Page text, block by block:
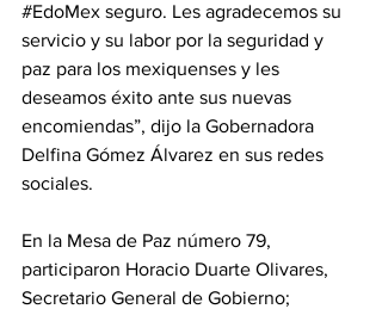
#EdoMex seguro. Les agradecemos su
servicio y su labor por la seguridad y
paz para los mexiquenses y les
deseamos éxito ante sus nuevas
encomiendas”, dijo la Gobernadora
Delfina Gómez Álvarez en sus redes
sociales.
En la Mesa de Paz número 79,
participaron Horacio Duarte Olivares,
Secretario General de Gobierno;